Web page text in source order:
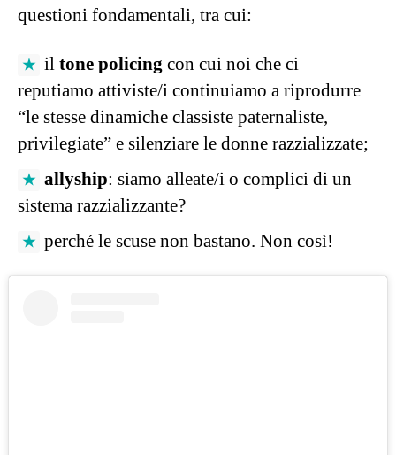
questioni fondamentali, tra cui:
il tone policing con cui noi che ci
reputiamo attiviste/i continuiamo a riprodurre
“le stesse dinamiche classiste paternaliste,
privilegiate” e silenziare le donne razzializzate;
allyship: siamo alleate/i o complici di un
sistema razzializzante?
perché le scuse non bastano. Non così!